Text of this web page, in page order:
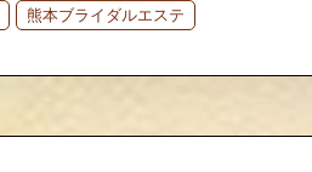
熊本ブライダルエステ